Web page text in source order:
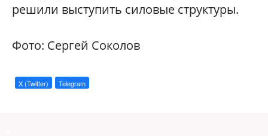
решили выступить силовые структуры.
Фото: Сергей Соколов
X (Twitter) Telegram